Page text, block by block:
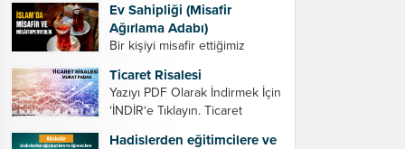
Ev Sahipliği (Misafir
Ağırlama Adabı)
Bir kişiyi misafir ettiğimiz
gereken bazı hususlar. 1.
Davet edeceğiniz kişiyi son
ana bırakmayın. Durumuna
göre bir gün önce, bir hafta
Ticaret Risalesi
Yazıyı PDF Olarak İndirmek İçin
‘İNDİR‘e Tıklayın. Ticaret
Hadislerden eğitimcilere ve